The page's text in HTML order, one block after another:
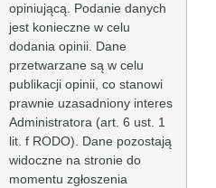
opiniującą. Podanie danych
jest konieczne w celu
dodania opinii. Dane
przetwarzane są w celu
publikacji opinii, co stanowi
prawnie uzasadniony interes
Administratora (art. 6 ust. 1
lit. f RODO). Dane pozostają
widoczne na stronie do
momentu zgłoszenia